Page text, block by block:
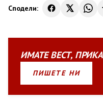
Сподели:
ИМАТЕВЕСТ,
ПИШЕТЕ НИ